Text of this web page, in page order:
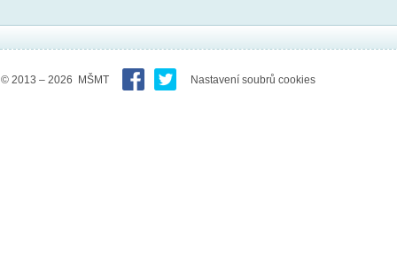
© 2013 – 2026 MŠMT Nastavení soubrů cookies